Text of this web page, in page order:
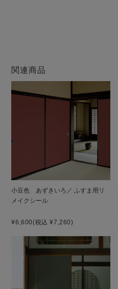
関連商品
小豆色 あずきいろ／ ふすま用リ
メイクシール
¥6,600(税込 ¥7,260)